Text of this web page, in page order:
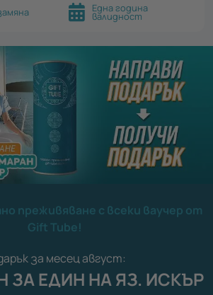
Една година
валидност
преживяване с всеки ваучер от
Gift Tube!
за месец август:
ЗА ЕДИН НА ЯЗ. ИСКЪР